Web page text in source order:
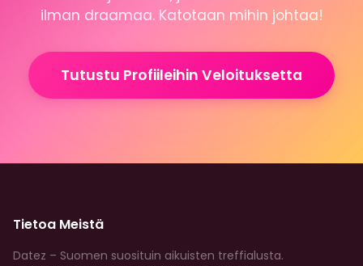
ilman draamaa. Katotaan mihin johtaa!
Tutustu Profiileihin Veloituksetta
Tietoa Meistä
Datez – Suomen suosituin aikuisten treffialusta.